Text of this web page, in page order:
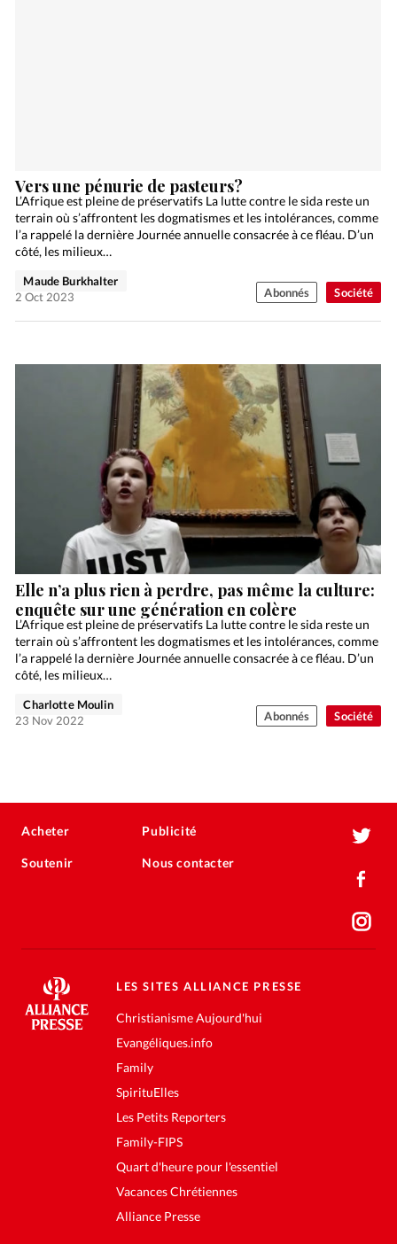
Société
Vers une pénurie de pasteurs?
L’Afrique est pleine de préservatifs La lutte contre le sida reste un
terrain où s’affrontent les dogmatismes et les intolérances, comme
l’a rappelé la dernière Journée annuelle consacrée à ce fléau. D’un
côté, les milieux…
Maude Burkhalter
2 Oct 2023
Abonnés
Société
Elle n’a plus rien à perdre, pas même la culture:
enquête sur une génération en colère
L’Afrique est pleine de préservatifs La lutte contre le sida reste un
terrain où s’affrontent les dogmatismes et les intolérances, comme
l’a rappelé la dernière Journée annuelle consacrée à ce fléau. D’un
côté, les milieux…
Charlotte Moulin
23 Nov 2022
Abonnés
Acheter
Soutenir
Publicité
Nous contacter
LES SITES ALLIANCE PRESSE
Christianisme Aujourd'hui
Evangéliques.info
Family
SpirituElles
Les Petits Reporters
Family-FIPS
Quart d'heure pour l'essentiel
Vacances Chrétiennes
Alliance Presse